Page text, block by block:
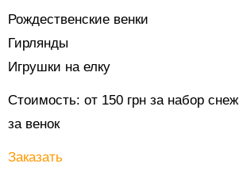
Рождественские венки
Гирлянды
Игрушки на елку
Стоимость: от 150 грн за набор
за венок
Заказать